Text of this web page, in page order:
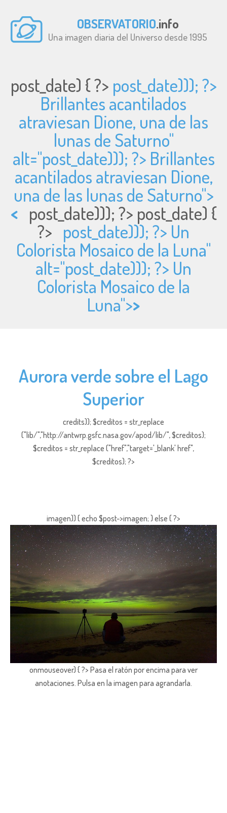
OBSERVATORIO.info
Una imagen diaria del Universo desde 1995
post_date) { ?> post_date))); ?>
Brillantes acantilados
atraviesan Dione, una de las
lunas de Saturno"
alt="post_date))); ?> Brillantes
acantilados atraviesan Dione,
una de las lunas de Saturno">
< post_date))); ?> post_date) {
?> post_date))); ?> Un
Colorista Mosaico de la Luna"
alt="post_date))); ?> Un
Colorista Mosaico de la
Luna">>
Aurora verde sobre el Lago
Superior
credits)); $creditos = str_replace
("lib/","http://antwrp.gsfc.nasa.gov/apod/lib/", $creditos);
$creditos = str_replace ("href","target='_blank' href",
$creditos); ?>
imagen)) { echo $post->imagen; } else { ?>
onmouseover) { ?> Pasa el ratón por encima para ver
anotaciones. Pulsa en la imagen para agrandarla.